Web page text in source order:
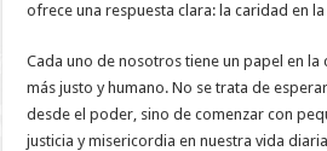
ofrece una respuesta clara: la caridad en
Cada uno de nosotros tiene un papel en la
más justo y humano. No se trata de
desde el poder, sino de comenzar con
justicia y misericordia en nuestra vida